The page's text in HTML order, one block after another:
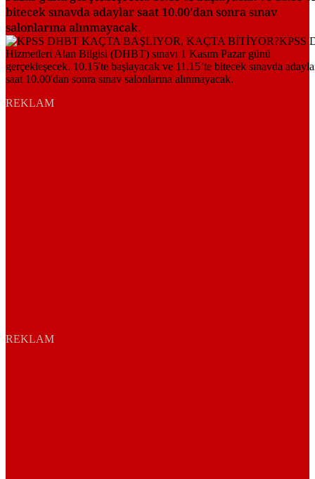
bitecek sınavda adaylar saat 10.00'dan sonra sınav
salonlarına alınmayacak.
REKLAM
REKLAM